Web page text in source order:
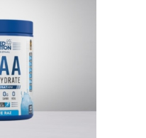
Hydrate
Svi proizvodi
рсд
рсд